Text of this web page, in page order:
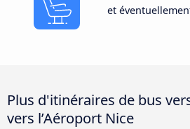
et
Plus d'itinéraires de bus
vers l’Aéroport Nice